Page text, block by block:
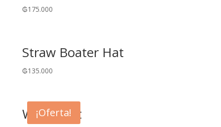
₲175.000
Straw Boater Hat
₲135.000
¡Oferta!
White Hat